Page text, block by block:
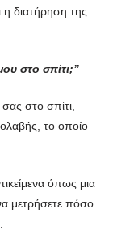
διατήρηση της
στο σπίτι;”
στο σπίτι,
το οποίο
όπως μια
μετρήσετε πόσο